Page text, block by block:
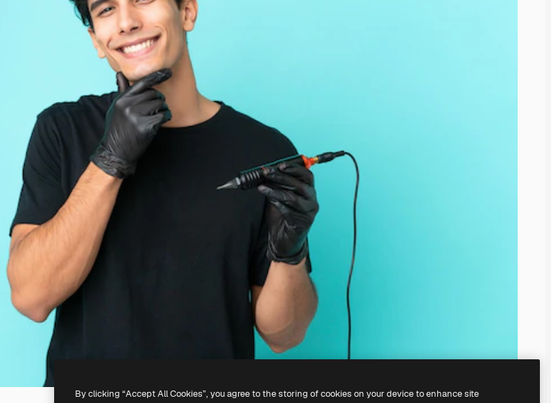
By clicking “Accept All Cookies”, you agree to the storing of cookies on your device to enhance site